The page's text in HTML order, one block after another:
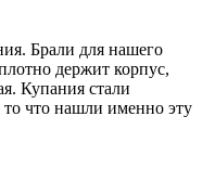
Брали для нашего
держит корпус,
Купания стали
что нашли именно эту